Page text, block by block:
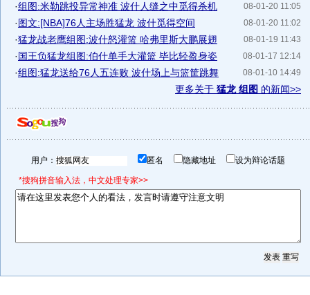
08-01-20 11:05
·组图:米勒跳投异常神准 波什人缝之中觅得杀机
08-01-20 11:02
·图文:[NBA]76人主场胜猛龙 波什觅得空间
08-01-19 11:43
·猛龙战老鹰组图:波什怒灌篮 哈弗里斯大鹏展翅
08-01-17 12:14
·国王负猛龙组图:伯什单手大灌篮 毕比轻盈身姿
08-01-10 14:49
·组图:猛龙送给76人五连败 波什场上与篮筐跳舞
更多关于 猛龙 组图 的新闻>>
用户： 匿名 隐藏地址 设为辩论话题
*搜狗拼音输入法，中文处理专家>>